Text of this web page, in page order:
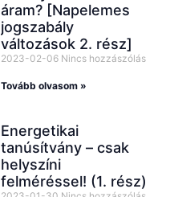
áram? [Napelemes
jogszabály
változások 2. rész]
2023-02-06 Nincs hozzászólás
Tovább olvasom »
Energetikai
tanúsítvány – csak
helyszíni
felméréssel! (1. rész)